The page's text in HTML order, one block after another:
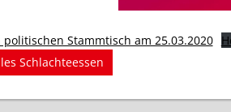
Stammtisch am 25.03.2020
Schlachteessen